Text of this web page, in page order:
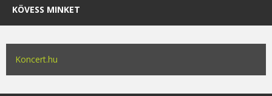
KÖVESS MINKET
Koncert.hu